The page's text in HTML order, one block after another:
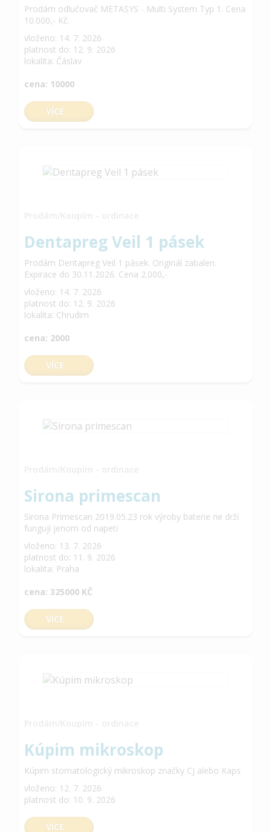
Prodám odlučovač METASYS - Multi System Typ 1. Cena
10.000,- Kč.
vloženo: 14. 7. 2026
platnost do: 12. 9. 2026
lokalita: Čáslav
cena: 10000
VÍCE
Dentapreg Veil 1 pásek
Prodám Dentapreg Veil 1 pásek. Originál zabalen.
Expirace do 30.11.2026. Cena 2.000,-
vloženo: 14. 7. 2026
platnost do: 12. 9. 2026
lokalita: Chrudim
cena: 2000
VÍCE
Sirona primescan
Sirona Primescan 2019.05.23 rok výroby baterie ne drží
fungují jenom od napeti
vloženo: 13. 7. 2026
platnost do: 11. 9. 2026
lokalita: Praha
cena: 325000 KČ
VÍCE
Kúpim mikroskop
Kúpim stomatologický mikroskop značky CJ alebo Kaps
vloženo: 12. 7. 2026
platnost do: 10. 9. 2026
VÍCE